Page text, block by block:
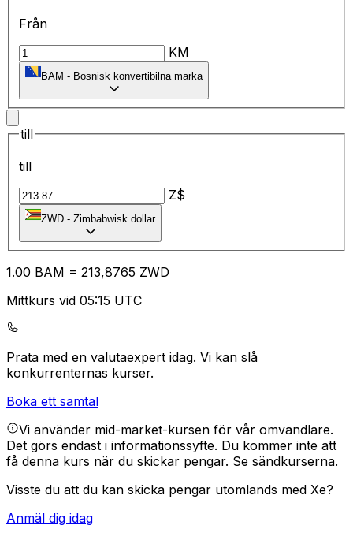
Från
KM
BAM - Bosnisk konvertibilna marka
till
till
Z$
ZWD - Zimbabwisk dollar
1.00 BAM = 213,8765 ZWD
Mittkurs vid 05:15 UTC
Prata med en valutaexpert idag. Vi kan slå
konkurrenternas kurser.
Boka ett samtal
Vi använder mid-market-kursen för vår omvandlare.
Det görs endast i informationssyfte. Du kommer inte att
få denna kurs när du skickar pengar. Se sändkurserna.
Visste du att du kan skicka pengar utomlands med Xe?
Anmäl dig idag